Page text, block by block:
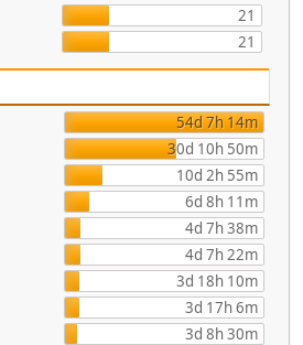
21
21
54d 7h 14m
30d 10h 50m
10d 2h 55m
6d 8h 11m
4d 7h 38m
4d 7h 22m
3d 18h 10m
3d 17h 6m
3d 8h 30m